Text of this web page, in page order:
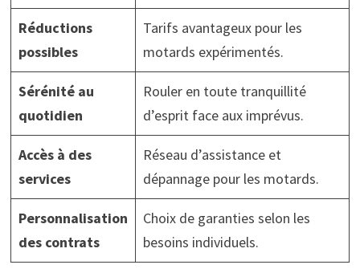
Réductions
possibles
Tarifs avantageux pour les
motards expérimentés.
Sérénité au
quotidien
Rouler en toute tranquillité
d’esprit face aux imprévus.
Accès à des
services
Réseau d’assistance et
dépannage pour les motards.
Personnalisation
des contrats
Choix de garanties selon les
besoins individuels.